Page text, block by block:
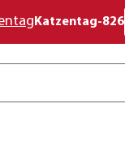
Katzentag-826